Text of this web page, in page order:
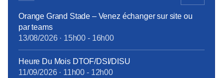
Orange Grand Stade – Venez échanger sur site ou
par teams
13/08/2026· 15h00 - 16h00
Heure Du Mois DTOF/DSI/DISU
11/09/2026· 11h00 - 12h00